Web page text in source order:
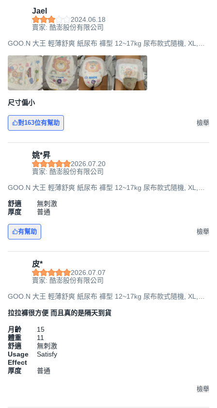
Jael
2024.06.18
賣家: 酷澎股份有限公司
GOO.N 大王 輕薄舒爽 紙尿布 褲型 12~17kg 尿布款式隨機, XL,
尺寸偏小
對163位有幫助 檢舉
姚*昇
2026.07.20
賣家: 酷澎股份有限公司
GOO.N 大王 輕薄舒爽 紙尿布 褲型 12~17kg 尿布款式隨機, XL,
舒適
無刺激
厚度
普通
有幫助 檢舉
皮*
2026.07.07
賣家: 酷澎股份有限公司
GOO.N 大王 輕薄舒爽 紙尿布 褲型 12~17kg 尿布款式隨機, XL,
拉拉褲很方便 而且真的是隔天到貨
月齡
15
體重
11
舒適
無刺激
Usage
Effect
Satisfy
厚度 普通
檢舉